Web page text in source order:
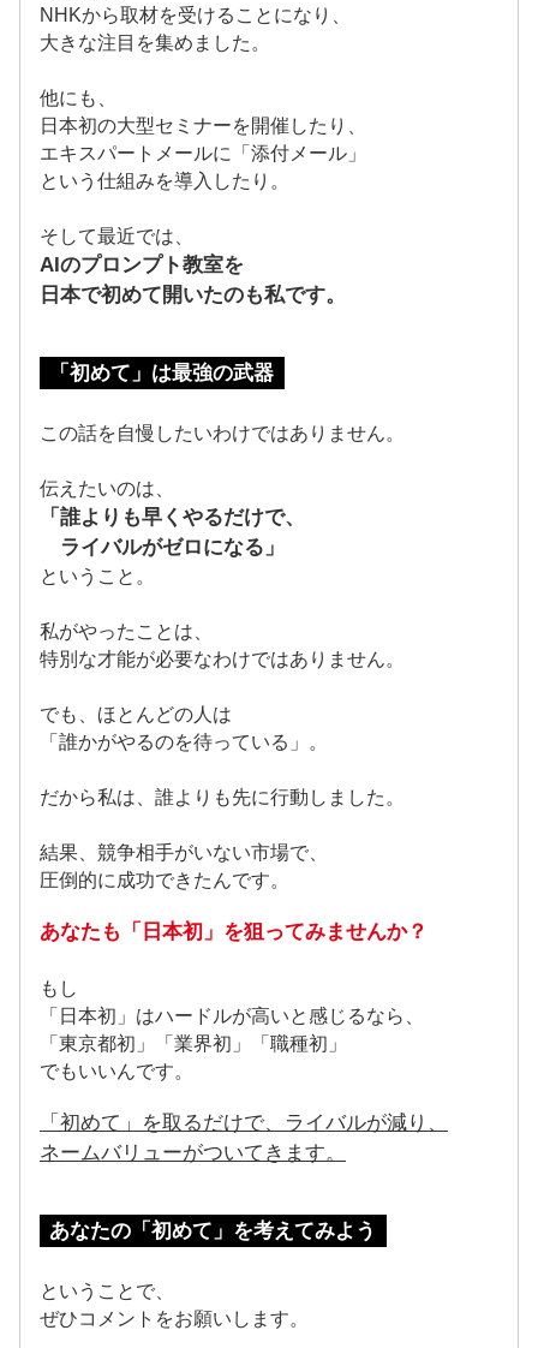
NHKから取材を受けることになり、
大きな注目を集めました。
他にも、
日本初の大型セミナーを開催したり、
エキスパートメールに「添付メール」
という仕組みを導入したり。
そして最近では、
AIのプロンプト教室を
日本で初めて開いたのも私です。
「初めて」は最強の武器
この話を自慢したいわけではありません。
伝えたいのは、
「誰よりも早くやるだけで、
ライバルがゼロになる」
ということ。
私がやったことは、
特別な才能が必要なわけではありません。
でも、ほとんどの人は
「誰かがやるのを待っている」。
だから私は、 誰よりも先に行動しました。
結果、競争相手がいない市場で、
圧倒的に成功できたんです。
あなたも「日本初」を狙ってみませんか？
もし
「日本初」はハードルが高いと感じるなら、
「東京都初」「業界初」「職種初」
でもいいんです。
「初めて」を取るだけで、ライバルが減り、
ネームバリューがついてきます。
あなたの「初めて」を考えてみよう
ということで、
ぜひコメントをお願いします。